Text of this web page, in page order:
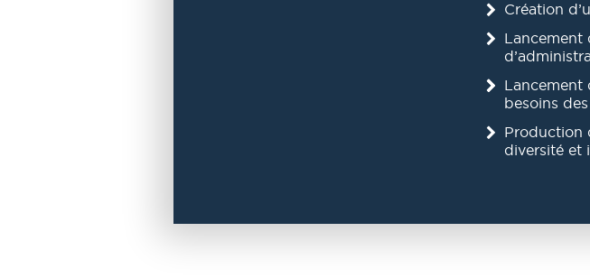
Création
Lancement
Lancement
besoins
Production
diversité et